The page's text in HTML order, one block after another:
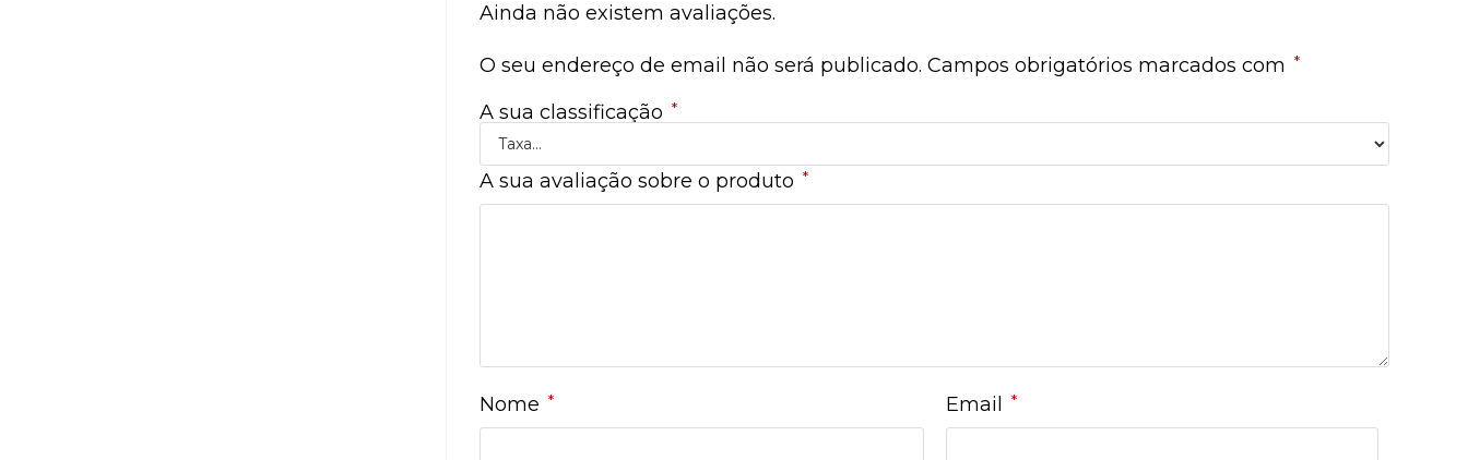
Ainda não existem avaliações.
O seu endereço de email não será publicado. Campos obrigatórios marcados com *
A sua classificação *
A sua avaliação sobre o produto *
Nome * Email *